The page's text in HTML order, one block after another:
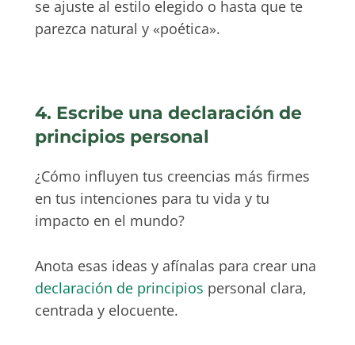
se ajuste al estilo elegido o hasta que te
parezca natural y «poética».
4. Escribe una declaración de
principios personal
¿Cómo influyen tus creencias más firmes
en tus intenciones para tu vida y tu
impacto en el mundo?
Anota esas ideas y afínalas para crear una
declaración de principios personal clara,
centrada y elocuente.